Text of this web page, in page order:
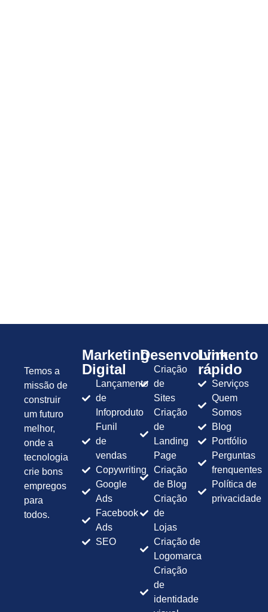
Temos a
missão de
construir
um futuro
melhor,
onde a
tecnologia
crie bons
empregos
para
todos.
Marketing
Digital
Lançamento
de
Infoproduto
Funil
de
vendas
Copywriting
Google
Ads
Facebook
Ads
SEO
Desenvolvimento
Criação
de
Sites
Criação
de
Landing
Page
Criação
de Blog
Criação
de
Lojas
Criação de
Logomarca
Criação
de
identidade
Link
rápido
Serviços
Quem
Somos
Blog
Portfólio
Perguntas
frenquentes
Política de
privacidade